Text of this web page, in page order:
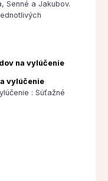
Senné a Jakubov.
na vylúčenie
vylúčenie
: Súťažné